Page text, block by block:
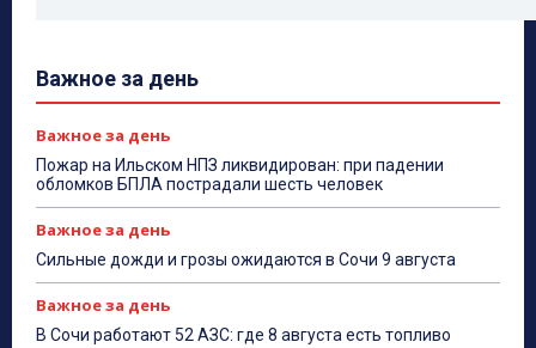
Важное за день
Важное за день
Пожар на Ильском НПЗ ликвидирован: при падении
обломков БПЛА пострадали шесть человек
Важное за день
Сильные дожди и грозы ожидаются в Сочи 9 августа
Важное за день
В Сочи работают 52 АЗС: где 8 августа есть топливо